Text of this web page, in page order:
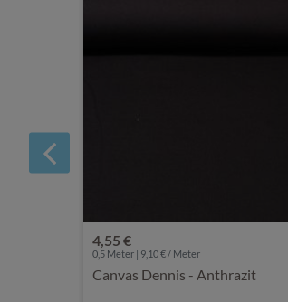
4,55 €
0,5 Meter | 9,10 € / Meter
Canvas Dennis - Anthrazit